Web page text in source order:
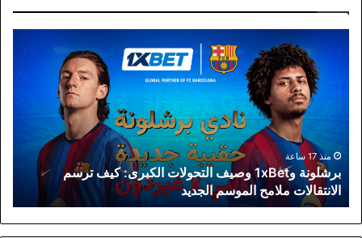
برشلونة
و1xBet
وصيف
التحولات
الكبرى:
ترسم
الانتقالات
ملامح
الموسم
الجديد
منذ 17 ساعة
برشلونة و1xBet وصيف التحولات الكبرى: كيف ترسم
الانتقالات ملامح الموسم الجديد